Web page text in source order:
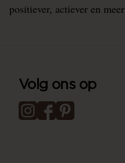
positiever, actiever en
Volg ons op